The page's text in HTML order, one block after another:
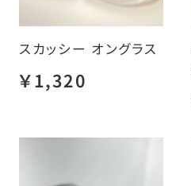
スカッシー オングラス
￥1,320